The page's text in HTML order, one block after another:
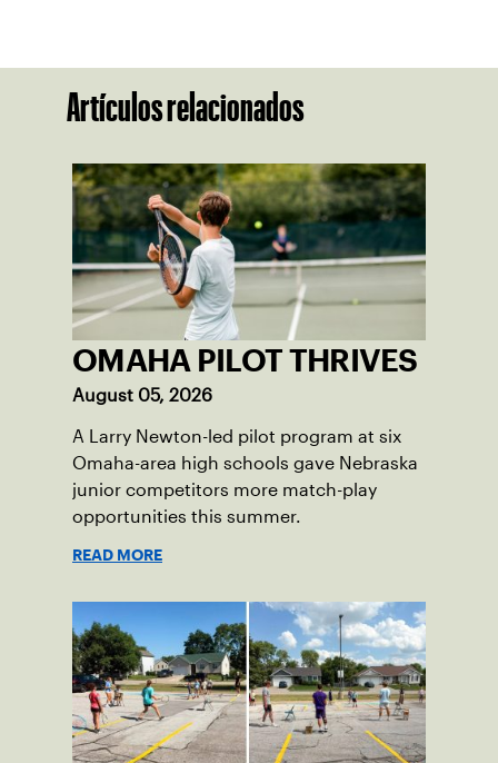
Artículos relacionados
OMAHA PILOT THRIVES
August 05, 2026
A Larry Newton-led pilot program at six
Omaha-area high schools gave Nebraska
junior competitors more match-play
opportunities this summer.
READ MORE